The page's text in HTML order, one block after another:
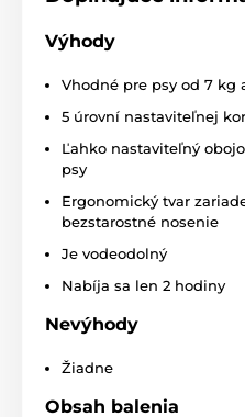
pes okamžite zareaguje.
nastaviť pre akéhokoľvek
Nastavenie
pomocou
nastaveniakompasu na
obojok skvelý pre veľké aj
Obojok je
Výhody
Vhodné pre psy od 7 kg
5 úrovní nastaviteľnej
Ľahko nastaviteľný
psy
Ergonomický tvar
bezstarostné nosenie
Je vodeodolný
Nabíja sa len 2 hodiny
Nevýhody
Žiadne
Obsah balenia